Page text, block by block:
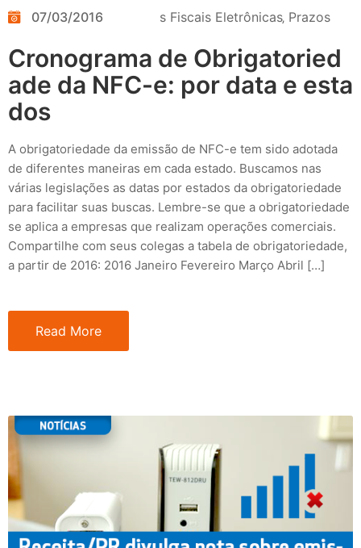
07/03/2016
s Fiscais Eletrônicas‚ Prazos
Cronograma de Obrigatoried
ade da NFC-e: por data e esta
dos
A obrigatoriedade da emissão de NFC-e tem sido adotada
de diferentes maneiras em cada estado. Buscamos nas
várias legislações as datas por estados da obrigatoriedade
para facilitar suas buscas. Lembre-se que a obrigatoriedade
se aplica a empresas que realizam operações comerciais.
Compartilhe com seus colegas a tabela de obrigatoriedade,
a partir de 2016: 2016 Janeiro Fevereiro Março Abril […]
Read More